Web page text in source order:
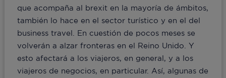
que acompaña al brexit en la mayoría de ámbitos,
también lo hace en el sector turístico y en el del
business travel. En cuestión de pocos meses se
volverán a alzar fronteras en el Reino Unido. Y
esto afectará a los viajeros, en general, y a los
viajeros de negocios, en particular. Así, algunas de